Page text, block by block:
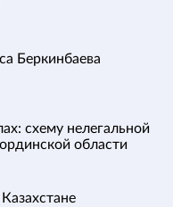
Беркинбаева
схему нелегальной
области